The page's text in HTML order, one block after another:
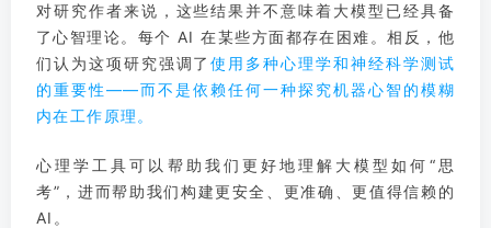
对研究作者来说，这些结果并不意味着大模型已经具备
了心智理论。每个 AI 在某些方面都存在困难。相反，他
们认为这项研究强调了使用多种心理学和神经科学测试
的重要性——而不是依赖任何一种探究机器心智的模糊
内在工作原理。
心理学工具可以帮助我们更好地理解大模型如何“思
考”，进而帮助我们构建更安全、更准确、更值得信赖的
AI。